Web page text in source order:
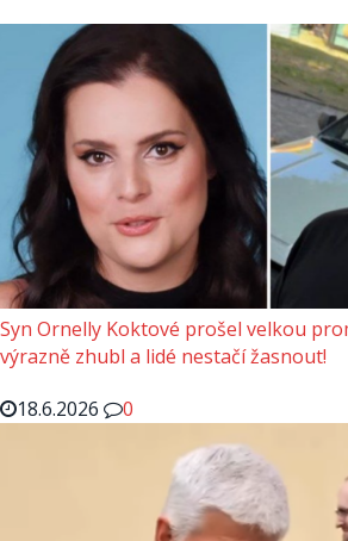
Syn Ornelly Koktové prošel velkou
výrazně zhubl a lidé nestačí žasnout!
18.6.2026
0